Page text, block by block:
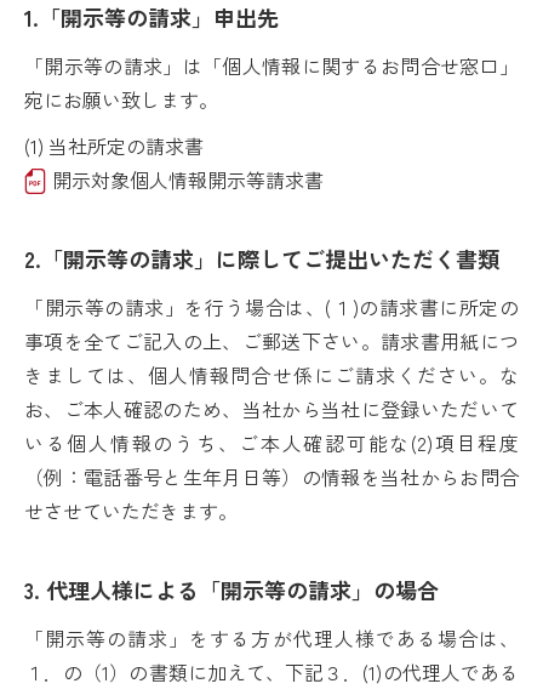
1.「開示等の請求」申出先
「開示等の請求」は「個人情報に関するお問合せ窓口」
宛にお願い致します。
(1) 当社所定の請求書
開示対象個人情報開示等請求書
2.「開示等の請求」に際してご提出いただく書類
「開示等の請求」を行う場合は、(１)の請求書に所定の
事項を全てご記入の上、ご郵送下さい。請求書用紙につ
きましては、個人情報問合せ係にご請求ください。な
お、ご本人確認のため、当社から当社に登録いただいて
いる個人情報のうち、ご本人確認可能な(2)項目程度
（例：電話番号と生年月日等）の情報を当社からお問合
せさせていただきます。
3. 代理人様による「開示等の請求」の場合
「開示等の請求」をする方が代理人様である場合は、
１．の（1）の書類に加えて、下記３．(1)の代理人である